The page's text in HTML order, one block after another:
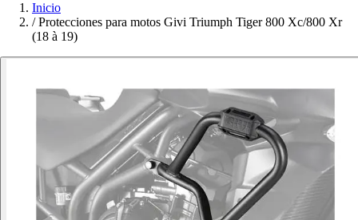
Inicio
/ Protecciones para motos Givi Triumph Tiger 800 Xc/800 Xr
(18 à 19)